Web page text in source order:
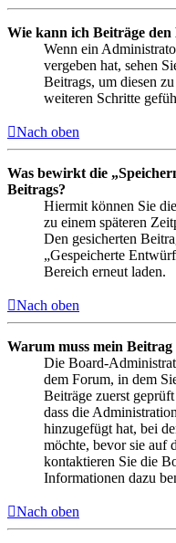
Wie kann ich Beiträge
Wenn ein
vergeben hat, sehen
Beitrags, um diesen
weiteren Schritte
Nach oben
Was bewirkt die
Beitrags?
Hiermit können Sie
zu einem späteren
Den gesicherten
„Gespeicherte
Bereich erneut laden.
Nach oben
Warum muss mein
Die Board-
dem Forum, in dem
Beiträge zuerst
dass die
hinzugefügt hat, bei
möchte, bevor sie auf
kontaktieren Sie die
Informationen dazu
Nach oben